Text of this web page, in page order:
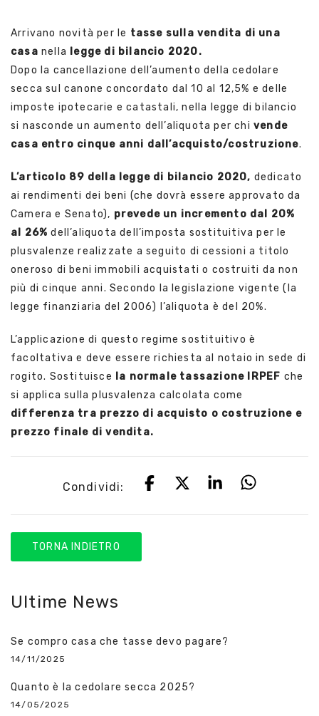
Arrivano novità per le tasse sulla vendita di una
casa nella legge di bilancio 2020.
Dopo la cancellazione dell’aumento della cedolare
secca sul canone concordato dal 10 al 12,5% e delle
imposte ipotecarie e catastali, nella legge di bilancio
si nasconde un aumento dell’aliquota per chi vende
casa entro cinque anni dall’acquisto/costruzione.
L’articolo 89 della legge di bilancio 2020, dedicato
ai rendimenti dei beni (che dovrà essere approvato da
Camera e Senato), prevede un incremento dal 20%
al 26%dell’aliquota dell’imposta sostituitiva per le
plusvalenze realizzate a seguito di cessioni a titolo
oneroso di beni immobili acquistati o costruiti da non
più di cinque anni. Secondo la legislazione vigente (la
legge finanziaria del 2006) l’aliquota è del 20%.
L’applicazione di questo regime sostituitivo è
facoltativa e deve essere richiesta al notaio in sede di
rogito. Sostituisce la normale tassazione IRPEF che
si applica sulla plusvalenza calcolata come
differenza tra prezzo di acquisto o costruzione e
prezzo finale di vendita.
Condividi:
TORNA INDIETRO
Ultime News
Se compro casa che tasse devo pagare?
14/11/2025
Quanto è la cedolare secca 2025?
14/05/2025